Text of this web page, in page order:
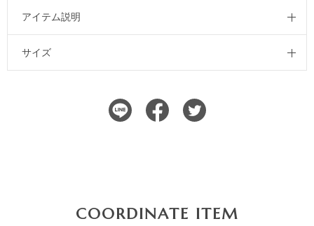
アイテム説明
サイズ
COORDINATE ITEM